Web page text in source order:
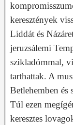
keresztények
Liddát és
jeruzsálemi
szikladómmal,
tarthattak. A
Betlehemben és
Túl ezen
keresztes